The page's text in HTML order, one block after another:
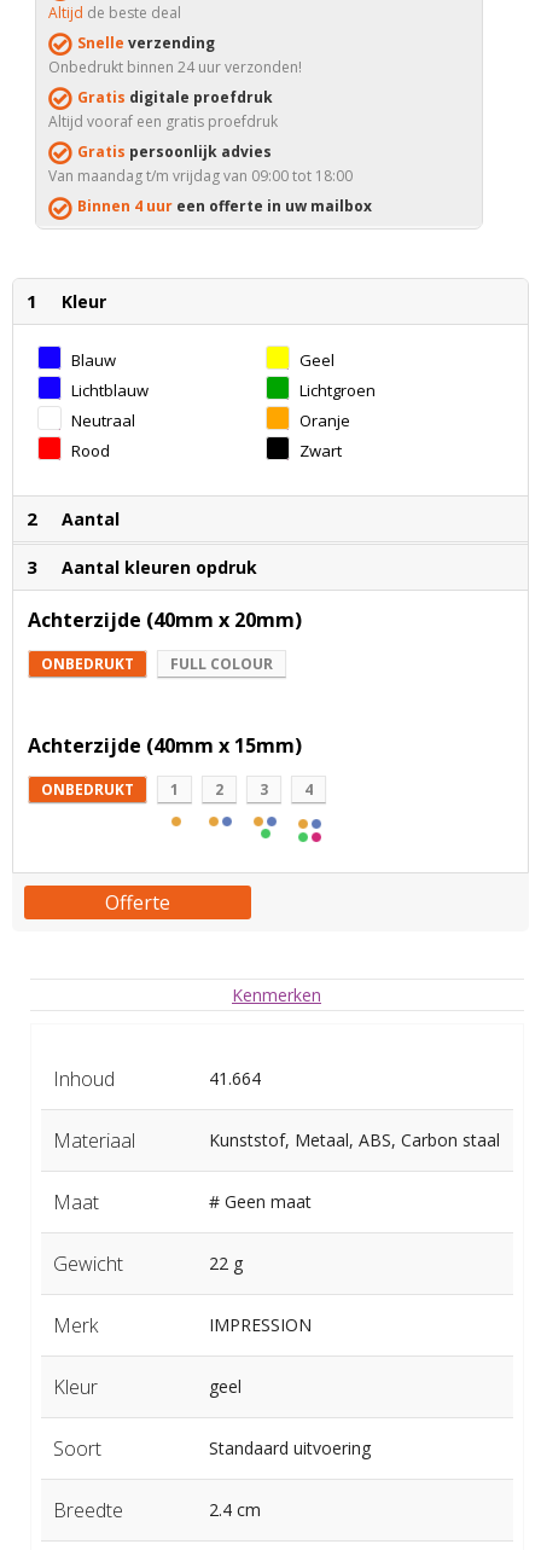
Altijd de beste deal
Snelle verzending
Onbedrukt binnen 24 uur verzonden!
Gratis digitale proefdruk
Altijd vooraf een gratis proefdruk
Gratis persoonlijk advies
Van maandag t/m vrijdag van 09:00 tot 18:00
Binnen 4 uur een offerte in uw mailbox
1 Kleur
Blauw
Geel
Lichtblauw
Lichtgroen
Neutraal
Oranje
Rood
Zwart
2 Aantal
3 Aantal kleuren opdruk
Achterzijde (40mm x 20mm)
ONBEDRUKT FULL COLOUR
Achterzijde (40mm x 15mm)
ONBEDRUKT 1 2 3 4
Offerte
Kenmerken
Inhoud 41.664
Materiaal Kunststof, Metaal, ABS, Carbon staal
Maat # Geen maat
Gewicht 22 g
Merk IMPRESSION
Kleur geel
Soort Standaard uitvoering
Breedte 2.4 cm